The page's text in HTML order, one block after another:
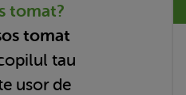
tomat?
tomat
tau
usor de